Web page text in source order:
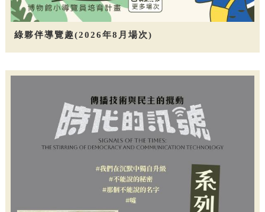
綠夥伴導覽趣(2026年8月場次)